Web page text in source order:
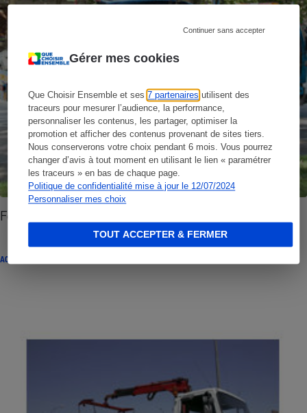
Gérer mes cookies
Que Choisir Ensemble et ses7 partenaires utilisent des
traceurs pour mesurer l’audience, la performance,
personnaliser les contenus, les partager, optimiser la
promotion et afficher des contenus provenant de sites tiers.
Nous conserverons votre choix pendant 6 mois. Vous pourrez
changer d’avis à tout moment en utilisant le lien « paramétrer
les traceurs » en bas de chaque page.
Politique de confidentialité mise à jour le 12/07/2024
Personnaliser mes choix
Continuer sans accepter
TOUT ACCEPTER & FERMER
Fourrière - Nouvelle procédure
ACTUALITÉ